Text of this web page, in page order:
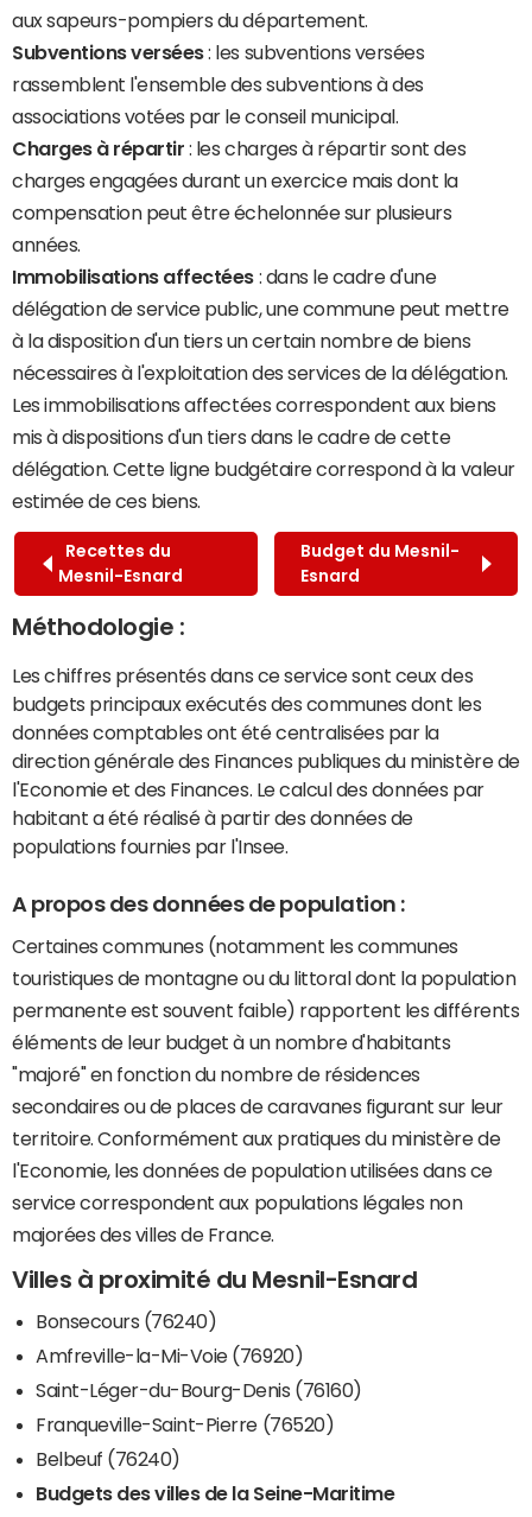
aux sapeurs-pompiers du département.
Subventions versées: les subventions versées
rassemblent l'ensemble des subventions à des
associations votées par le conseil municipal.
Charges à répartir : les charges à répartir sont des
charges engagées durant un exercice mais dont la
compensation peut être échelonnée sur plusieurs
années.
Immobilisations affectées : dans le cadre d'une
délégation de service public, une commune peut mettre
à la disposition d'un tiers un certain nombre de biens
nécessaires à l'exploitation des services de la délégation.
Les immobilisations affectées correspondent aux biens
mis à dispositions d'un tiers dans le cadre de cette
délégation. Cette ligne budgétaire correspond à la valeur
estimée de ces biens.
Recettes du
Mesnil-Esnard
Budget du Mesnil-
Esnard
Méthodologie :
Les chiffres présentés dans ce service sont ceux des
budgets principaux exécutés des communes dont les
données comptables ont été centralisées par la
direction générale des Finances publiques du ministère de
l'Economie et des Finances. Le calcul des données par
habitant a été réalisé à partir des données de
populations fournies par l'Insee.
A propos des données de population :
Certaines communes (notamment les communes
touristiques de montagne ou du littoral dont la population
permanente est souvent faible) rapportent les différents
éléments de leur budget à un nombre d'habitants
"majoré" en fonction du nombre de résidences
secondaires ou de places de caravanes figurant sur leur
territoire. Conformément aux pratiques du ministère de
l'Economie, les données de population utilisées dans ce
service correspondent aux populations légales non
majorées des villes de France.
Villes à proximité du Mesnil-Esnard
Bonsecours (76240)
Amfreville-la-Mi-Voie (76920)
Saint-Léger-du-Bourg-Denis (76160)
Franqueville-Saint-Pierre (76520)
Belbeuf (76240)
Budgets des villes de la Seine-Maritime